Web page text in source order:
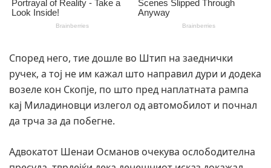
Според него, тие дошле во Штип на заеднички
ручек, а тој не им кажал што направил дури и додека
возеле кон Скопје, по што пред наплатната рампа
кај Миладиновци излегол од автомобилот и почнал
да трча за да побегне.
Адвокатот Шенаи Османов очекува ослободителна